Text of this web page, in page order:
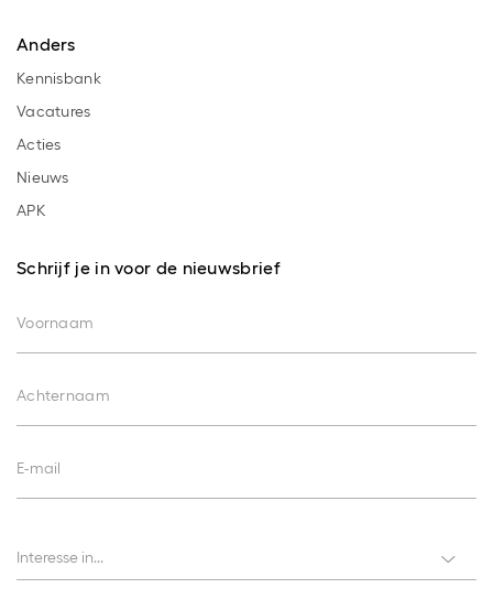
Anders
Kennisbank
Vacatures
Acties
Nieuws
APK
Schrijf je in voor de nieuwsbrief
Voornaam
Achternaam
E-mail
Interesse in...